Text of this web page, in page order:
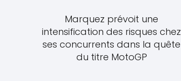
Marquez prévoit une
intensification des risques chez
ses concurrents dans la quête
du titre MotoGP